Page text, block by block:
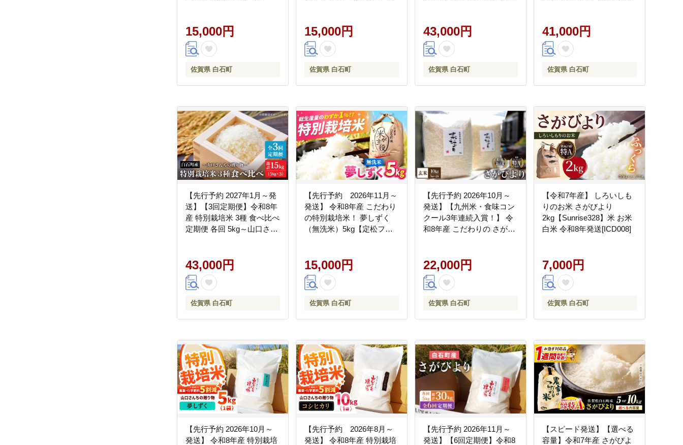
産米 コメ こめ お米 白米 ブ
ランド米 さがびより 九州
佐賀県 白石町 白石 令和8年
15,000円
佐賀県 白石町
別栽培 特別栽培米 特A評価
特A 令和8年 おすすめ 佐賀
15,000円
佐賀県 白石町
家直送 特別栽培 特別栽培
米 特A評価 特A 令和8年
2026年 おすすめ 人気 佐賀
43,000円
佐賀県 白石町
41,000円
佐賀県 白石町
【先行予約 2027年1月～発
送】【3回定期便】令和8年
産 特別栽培米 3種 食べ比べ
定期便 各回 5kg～山口さん
より 夢しずく ひのひかり
5kg 15kg 精米 特A 特A評価
佐賀県産 国産米 コメ こめ
米 おにぎり 九州 佐賀県 白
石町 人気 おすすめ[IAS014]
43,000円
佐賀県 白石町
【先行予約 2026年11月～
発送】 令和8年産 こだわり
の特別栽培米！ 夢しずく
（無洗米）5kg【定松ファ
別栽培米 令和8年 おすすめ
人気 佐賀県 白石町 白石
[IBV004]
15,000円
佐賀県 白石町
【先行予約 2026年10月～
発送】【九州米・食味コン
クール3年連続入賞！】 令
和8年産 こだわりの さがび
22,000円
佐賀県 白石町
【令和7年産】 しろいしも
りのお米 さがびより
2kg【Sunrise328】米 お米
白米 令和8年発送[ICD008]
7,000円
佐賀県 白石町
【先行予約 2026年10月～
発送】 令和8年産 特別栽培
【先行予約 2026年8月～
発送】 令和8年産 特別栽培
【先行予約 2026年11月～
発送】【6回定期便】令和8
【スピード発送】【選べる
容量】令和7年産 さがびよ